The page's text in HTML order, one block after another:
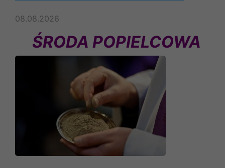
08.08.2026
ŚRODA POPIELCOWA